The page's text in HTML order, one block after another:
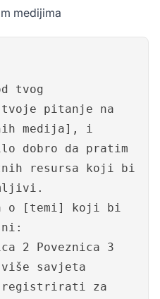
medijima
tvog
tvoje pitanje na
medija], i
dobro da pratim
resursa koji bi
o [temi] koji bi
2 Poveznica 3
savjeta
registrirati za